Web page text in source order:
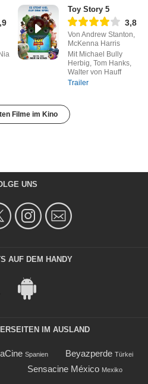
Toy Story 5
3,8
Von Andrew Stanton,
McKenna Harris
Mit Michael Bully
Herbig, Tom Hanks,
Walter von Hauff
Trailer
Filme im Kino
UNS
AUF DEM HANDY
IM AUSLAND
Spanien Beyazperde Türkei
Sensacine México Mexiko